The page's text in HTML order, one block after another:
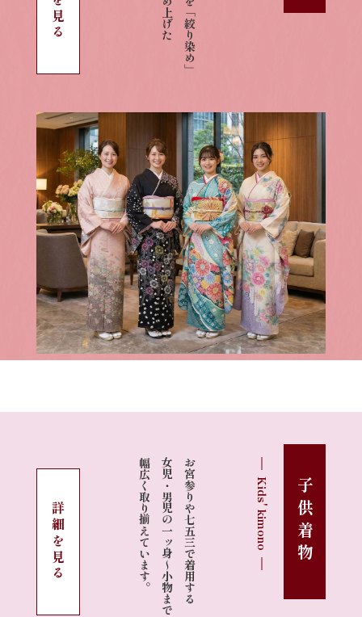
子供着物
Kids' kimono
お宮参りや七五三で着用する
女児・男児の一ッ身〜小物まで
幅広く取り揃えています。
詳細を見る